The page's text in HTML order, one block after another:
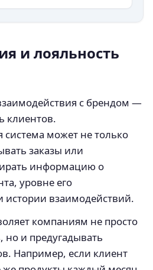
и лояльность
с брендом —
клиентов.
может не только
заказы или
информацию о
уровне его
истории взаимодействий.
компаниям не просто
но и предугадывать
Например, если клиент